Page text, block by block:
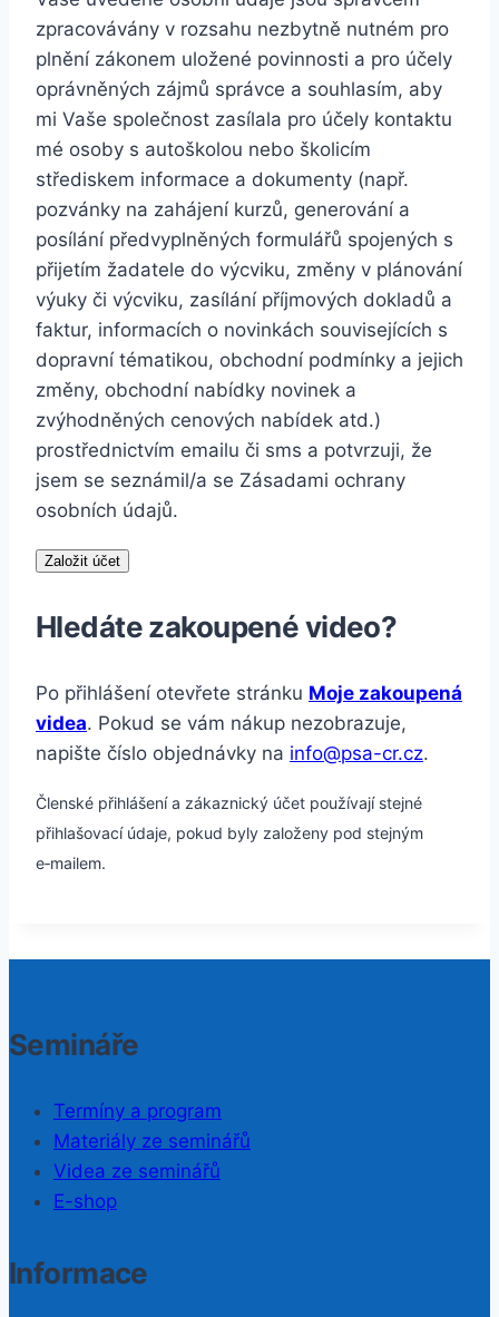
zpracovávány v rozsahu nezbytně nutném pro
plnění zákonem uložené povinnosti a pro účely
oprávněných zájmů správce a souhlasím, aby
mi Vaše společnost zasílala pro účely kontaktu
mé osoby s autoškolou nebo školicím
střediskem informace a dokumenty (např.
pozvánky na zahájení kurzů, generování a
posílání předvyplněných formulářů spojených s
přijetím žadatele do výcviku, změny v plánování
výuky či výcviku, zasílání příjmových dokladů a
faktur, informacích o novinkách souvisejících s
dopravní tématikou, obchodní podmínky a jejich
změny, obchodní nabídky novinek a
zvýhodněných cenových nabídek atd.)
prostřednictvím emailu či sms a potvrzuji, že
jsem se seznámil/a se Zásadami ochrany
osobních údajů.
Založit účet
Hledáte zakoupené video?
Po přihlášení otevřete stránku Moje zakoupená
videa. Pokud se vám nákup nezobrazuje,
napište číslo objednávky na info@psa-cr.cz.
Členské přihlášení a zákaznický účet používají stejné
přihlašovací údaje, pokud byly založeny pod stejným
e‑mailem.
Semináře
Termíny a program
Materiály ze seminářů
Videa ze seminářů
E-shop
Informace